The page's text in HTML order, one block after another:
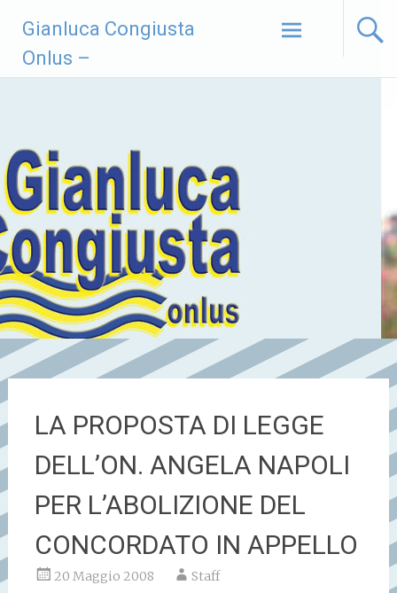
contenuto
Gianluca Congiusta
Onlus –
LA PROPOSTA DI LEGGE
DELL’ON. ANGELA NAPOLI
PER L’ABOLIZIONE DEL
CONCORDATO IN APPELLO
20 Maggio 2008 Staff